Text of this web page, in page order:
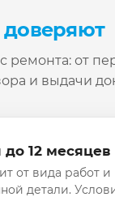
доверяют
ремонта: от
и выдачи
до 12 месяцев
от вида работ и
детали.